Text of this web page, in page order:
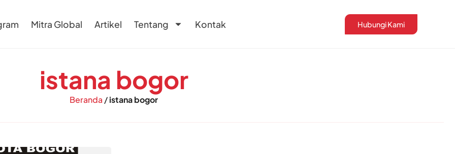
Mitra Global Artikel Tentang Kontak Hubungi Kami
istana bogor
Beranda /istana bogor